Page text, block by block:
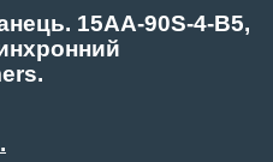
15AA-90S-4-В5,